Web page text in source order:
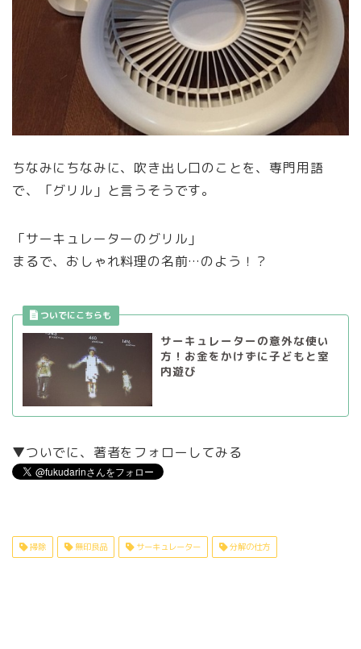
ちなみにちなみに、吹き出し口のことを、専門用語
で、「グリル」と言うそうです。
「サーキュレーターのグリル」
まるで、おしゃれ料理の名前…のよう！？
サーキュレーターの意外な使い
方！お金をかけずに子どもと室
内遊び
▼ついでに、著者をフォローしてみる
掃除 無印良品 サーキュレーター 分解の仕方